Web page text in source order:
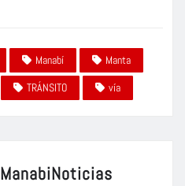
Manabí
Manta
TRÁNSITO vía
ManabiNoticias